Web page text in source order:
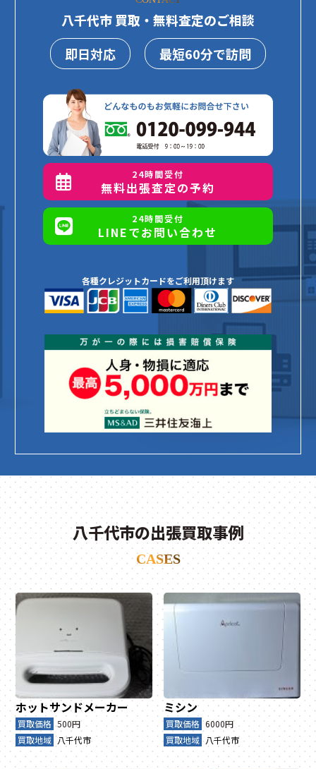
八千代市 買取・無料査定のご相談
即日対応
最短60分で訪問
24時間受付
無料出張査定の予約
24時間受付
LINEでお問い合わせ
各種クレジットカードをご利用頂けます
八千代市の出張買取事例
CASES
ホットサンドメーカー
買取価格 500円
買取地域 八千代市
ミシン
買取価格 6000円
買取地域 八千代市